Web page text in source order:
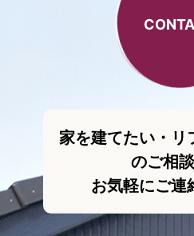
家を建てたい・リ
のご相談
お気軽にご連